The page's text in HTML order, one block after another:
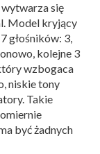
się
Model kryjący
głośników: 3,
kolejne 3
wzbogaca
niskie tony
Takie
być żadnych